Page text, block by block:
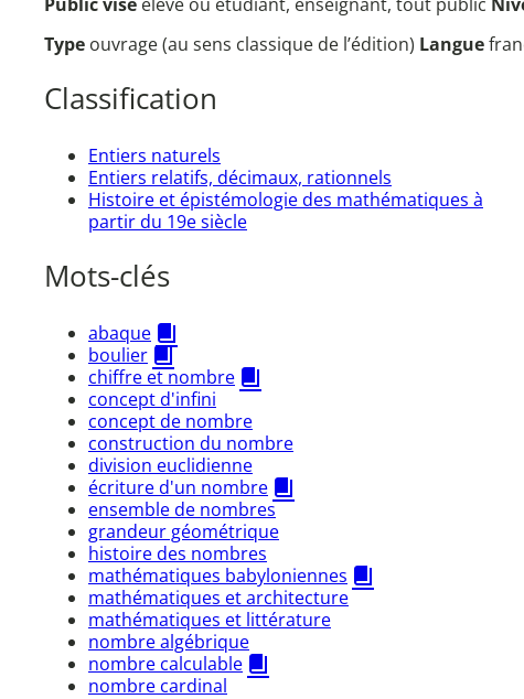
Type ouvrage (au sens classique de l’édition) Langue
Classification
Entiers naturels
Entiers relatifs, décimaux, rationnels
Histoire et épistémologie des mathématiques à
partir du 19e siècle
Mots-clés
abaque
boulier
chiffre et nombre
concept d'infini
concept de nombre
construction du nombre
division euclidienne
écriture d'un nombre
ensemble de nombres
grandeur géométrique
histoire des nombres
mathématiques babyloniennes
mathématiques et architecture
mathématiques et littérature
nombre algébrique
nombre calculable
nombre cardinal